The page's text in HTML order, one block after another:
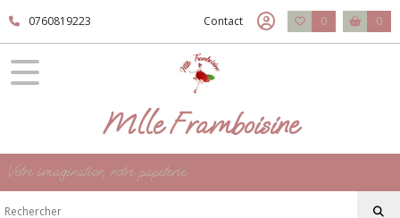
0760819223 Contact 0 0
Mlle Framboisine
Votre imagination, notre papeterie